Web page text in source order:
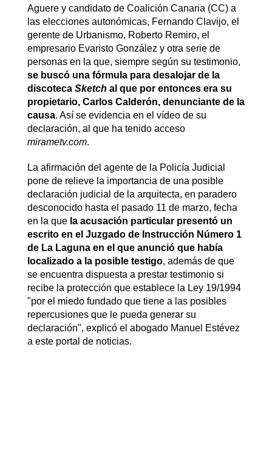
Aguere y candidato de Coalición Canaria (CC) a
las elecciones autonómicas, Fernando Clavijo, el
gerente de Urbanismo, Roberto Remiro, el
empresario Evaristo González y otra serie de
personas en la que, siempre según su testimonio,
se buscó una fórmula para desalojar de la
discoteca Sketch al que por entonces era su
propietario, Carlos Calderón, denunciante de la
causa. Así se evidencia en el vídeo de su
declaración, al que ha tenido acceso
mirametv.com.
La afirmación del agente de la Policía Judicial
pone de relieve la importancia de una posible
declaración judicial de la arquitecta, en paradero
desconocido hasta el pasado 11 de marzo, fecha
en la que la acusación particular presentó un
escrito en el Juzgado de Instrucción Número 1
de La Laguna en el que anunció que había
localizado a la posible testigo, además de que
se encuentra dispuesta a prestar testimonio si
recibe la protección que establece la Ley 19/1994
"por el miedo fundado que tiene a las posibles
repercusiones que le pueda generar su
declaración", explicó el abogado Manuel Estévez
a este portal de noticias.